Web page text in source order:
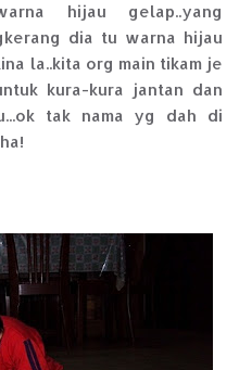
hijau gelap..yang
dia tu warna hijau
la..kita org main tikam je
kura-kura jantan dan
tak nama yg dah di